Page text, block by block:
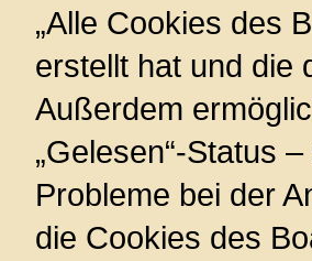
„Alle Cookies des
erstellt hat und die
Außerdem
„Gelesen“-Status
Probleme bei der
die Cookies des